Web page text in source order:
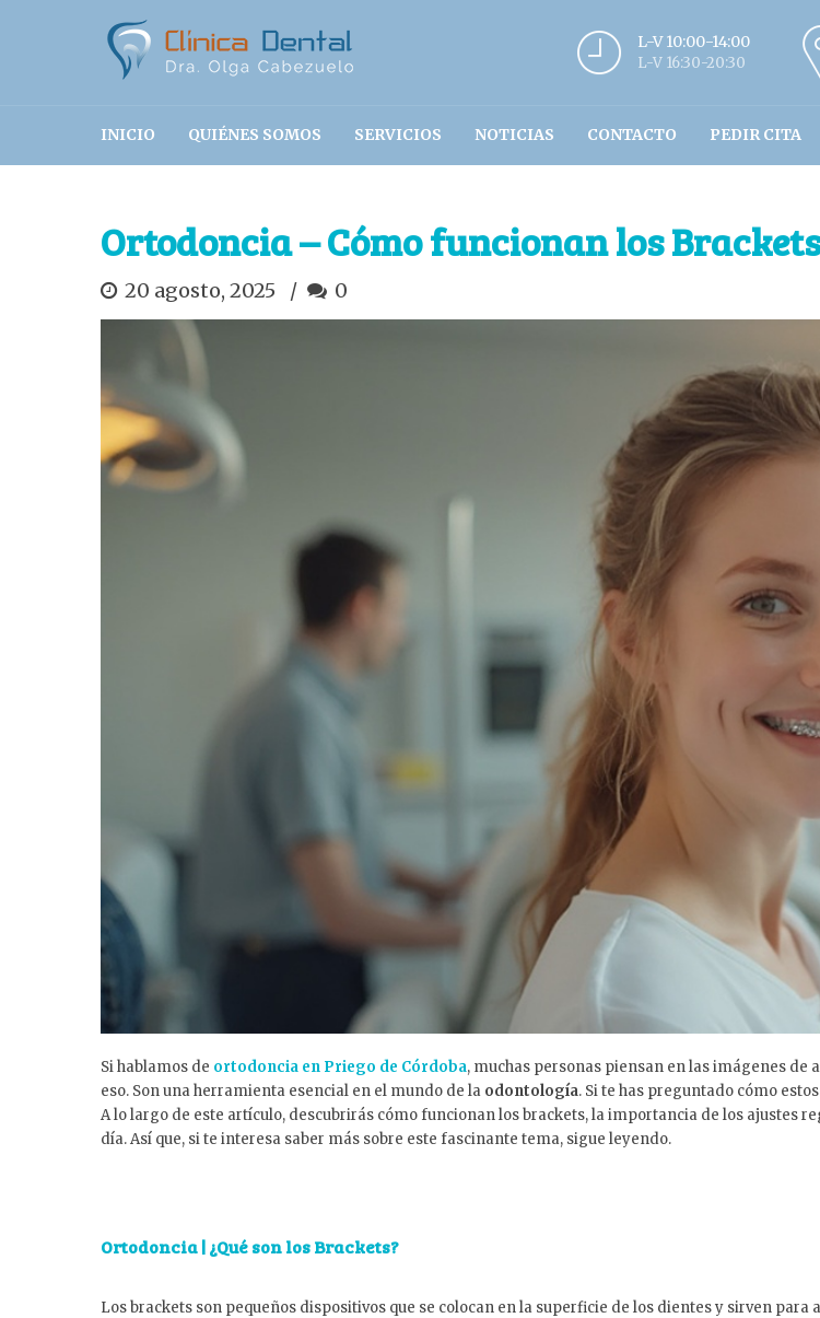
L-V 10:00-14:00
L-V 16:30-20:30
INICIO QUIÉNES SOMOS SERVICIOS NOTICIAS CONTACTO PEDIR CITA
Ortodoncia – Cómo funcionan los Brackets
20 agosto, 2025 0
Si hablamos de ortodoncia en Priego de Córdoba, muchas personas piensan en las imágenes de
eso. Son una herramienta esencial en el mundo de la odontología. Si te has preguntado cómo
A lo largo de este artículo, descubrirás cómo funcionan los brackets, la importancia de los ajustes
día. Así que, si te interesa saber más sobre este fascinante tema, sigue leyendo.
Ortodoncia | ¿Qué son los Brackets?
Los brackets son pequeños dispositivos que se colocan en la superficie de los dientes y sirven